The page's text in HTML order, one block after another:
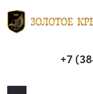
+7